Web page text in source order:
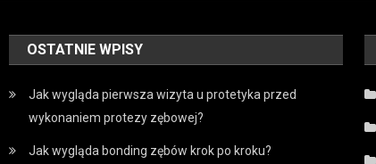
OSTATNIE WPISY
Jak wygląda pierwsza wizyta u protetyka przed
wykonaniem protezy zębowej?
Jak wygląda bonding zębów krok po kroku?